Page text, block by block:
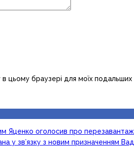
цьому браузері для моїх подальших
Яценко оголосив про
у зв’язку з новим призначенням